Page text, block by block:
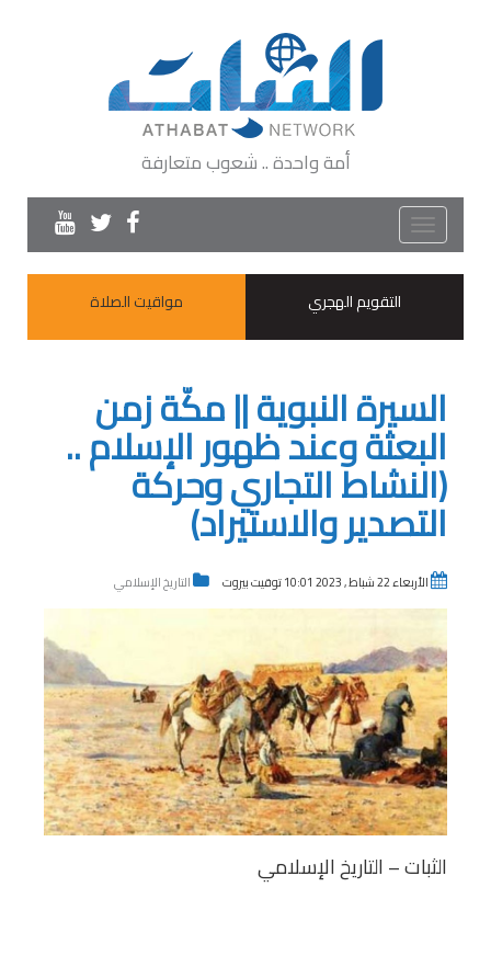
أمة واحدة .. شعوب متعارفة
Toggle
navigation
التقويم الهجري
مواقيت الصلاة
السيرة النبوية || مكّة زمن
البعثة وعند ظهور الإسلام ..
(النشاط التجاري وحركة
التصدير والاستيراد)
الأربعاء 22 شباط , 2023 10:01 توقيت بيروت التاريخ الإسلامي
الثبات – التاريخ الإسلامي